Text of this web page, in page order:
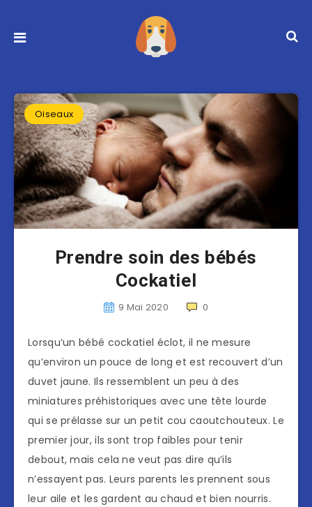
Oiseaux
Prendre soin des bébés
Cockatiel
9 Mai 2020 0
Lorsqu’un bébé cockatiel éclot, il ne mesure
qu’environ un pouce de long et est recouvert d’un
duvet jaune. Ils ressemblent un peu à des
miniatures préhistoriques avec une tête lourde
qui se prélasse sur un petit cou caoutchouteux. Le
premier jour, ils sont trop faibles pour tenir
debout, mais cela ne veut pas dire qu’ils
n’essayent pas. Leurs parents les prennent sous
leur aile et les gardent au chaud et bien nourris.